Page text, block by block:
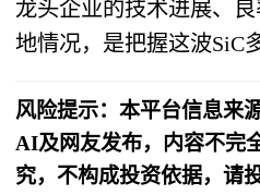
龙头企业的技术进展、
地情况，是把握这波SiC
风险提示：本平台信息来
AI及网友发布，内容不完
究，不构成投资依据，请